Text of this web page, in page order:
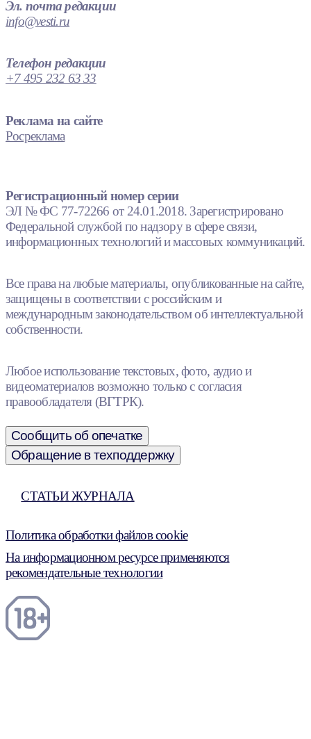
Эл. почта редакции
info@vesti.ru
Телефон редакции
+7 495 232 63 33
Реклама на сайте
Росреклама
Регистрационный номер серии
ЭЛ № ФС 77-72266 от 24.01.2018. Зарегистрировано
Федеральной службой по надзору в сфере связи,
информационных технологий и массовых коммуникаций.
Все права на любые материалы, опубликованные на сайте,
защищены в соответствии с российским и
международным законодательством об интеллектуальной
собственности.
Любое использование текстовых, фото, аудио и
видеоматериалов возможно только с согласия
правообладателя (ВГТРК).
Сообщить об опечатке
Обращение в техподдержку
СТАТЬИ ЖУРНАЛА
Политика обработки файлов cookie
На информационном ресурсе применяются
рекомендательные технологии